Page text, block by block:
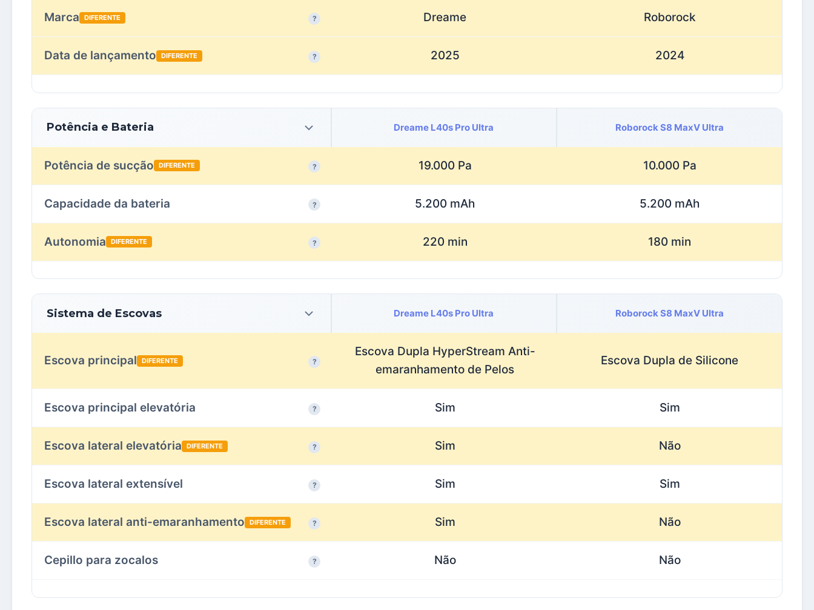
Marca DIFERENTE ? Dreame Roborock
Data de lançamento DIFERENTE ? 2025 2024
Potência e Bateria Dreame L40s Pro Ultra Roborock S8 MaxV Ultra
Potência de sucção DIFERENTE ? 19.000 Pa 10.000 Pa
Capacidade da bateria ? 5.200 mAh 5.200 mAh
Autonomia DIFERENTE ? 220 min 180 min
Sistema de Escovas Dreame L40s Pro Ultra Roborock S8 MaxV Ultra
Escova principal DIFERENTE ?
Escova Dupla HyperStream Anti-
emaranhamento de Pelos
Escova Dupla de Silicone
Escova principal elevatória ? Sim Sim
Escova lateral elevatória DIFERENTE ? Sim Não
Escova lateral extensível ? Sim Sim
Escova lateral anti-emaranhamento DIFERENTE ? Sim Não
Cepillo para zocalos ? Não Não